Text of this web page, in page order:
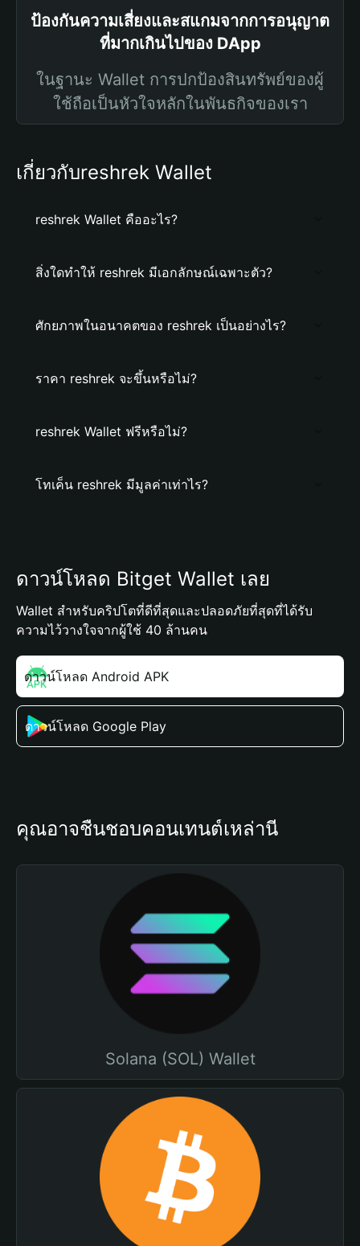
ป้องกันความเสี่ยงและสแกมจากการอนุญาต
ที่มากเกินไปของ DApp
ในฐานะ Wallet การปกป้องสินทรัพย์ของผู้
ใช้ถือเป็นหัวใจหลักในพันธกิจของเรา
เกี่ยวกับreshrek Wallet
reshrek Wallet คืออะไร?
สิ่งใดทำให้ reshrek มีเอกลักษณ์เฉพาะตัว?
ศักยภาพในอนาคตของ reshrek เป็นอย่างไร?
ราคา reshrek จะขึ้นหรือไม่?
reshrek Wallet ฟรีหรือไม่?
โทเค็น reshrek มีมูลค่าเท่าไร?
ดาวน์โหลด Bitget Wallet เลย
Wallet สำหรับคริปโตที่ดีที่สุดและปลอดภัยที่สุดที่ได้รับ
ความไว้วางใจจากผู้ใช้ 40 ล้านคน
ดาวน์โหลด Android APK
ดาวน์โหลด Google Play
คุณอาจชื่นชอบคอนเทนต์เหล่านี้
Solana (SOL) Wallet